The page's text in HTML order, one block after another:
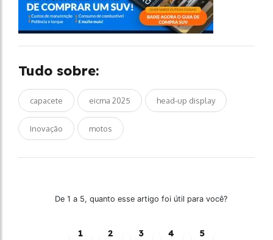
Tudo sobre:
capacete eicma 2025 head-up display
Inovação motos
De 1 a 5, quanto esse artigo foi útil para você?
1 2 3 4 5